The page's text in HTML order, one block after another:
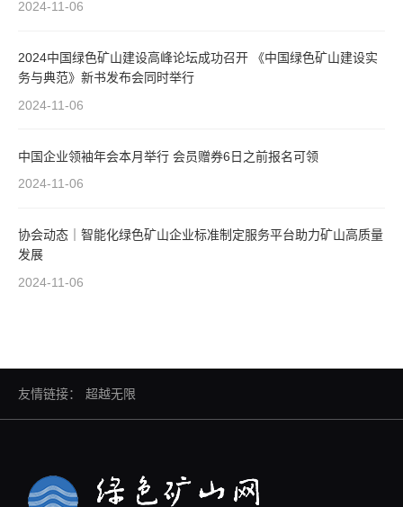
2024-11-06
2024中国绿色矿山建设高峰论坛成功召开 《中国绿色矿山建设实
务与典范》新书发布会同时举行
2024-11-06
中国企业领袖年会本月举行 会员赠券6日之前报名可领
2024-11-06
协会动态｜智能化绿色矿山企业标准制定服务平台助力矿山高质量
发展
2024-11-06
友情链接： 超越无限